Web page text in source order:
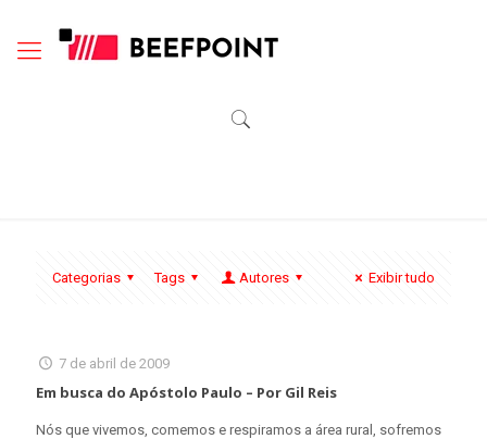
Categorias Tags Autores Exibir tudo
7 de abril de 2009
Em busca do Apóstolo Paulo – Por Gil Reis
Nós que vivemos, comemos e respiramos a área rural, sofremos